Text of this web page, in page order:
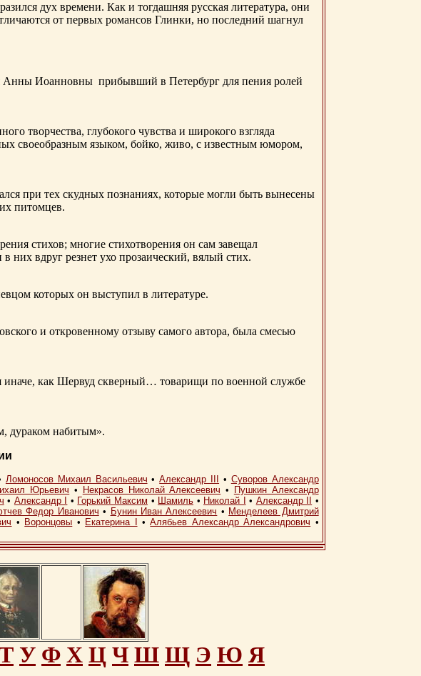
дух времени. Как и тогдашняя русская литература, они
от первых романсов Глинки, но последний шагнул
Анны Иоанновны прибывший в Петербург для пения ролей
творчества, глубокого чувства и широкого взгляда
своеобразным языком, бойко, живо, с известным юмором,
при тех скудных познаниях, которые могли быть вынесены
питомцев.
стихов; многие стихотворения он сам завещал
них вдруг резнет ухо прозаический, вялый стих.
которых он выступил в литературе.
и откровенному отзыву самого автора, была смесью
как Шервуд скверный… товарищи по военной службе
дураком набитым».
Ломоносов Михаил Васильевич •Александр III • Суворов Александр
Юрьевич • Некрасов Николай Алексеевич •
Пушкин Александр
• Александр I • Горький Максим • Шамиль • Николай I • Александр II
•
Федор Иванович • Бунин Иван Алексеевич • Менделеев Дмитрий
• Воронцовы • Екатерина I •Алябьев Александр Александрович •
У Ф Х Ц Ч Ш Щ Э Ю Я